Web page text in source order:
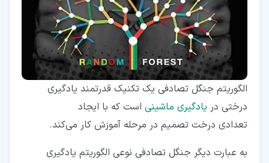
۴‏-‏۲‏- انعطاف‌پذیری
۴‏-‏۳‏- تعیین آسان اهمیت ویژگی
۶‏- کاربردهای الگوریتم جنگل تصادفی
۷‏- جنگل تصادفی در مقابل سایر الگوریتم‌های یادگیری ماشین
۷‏-‏۱‏- جنگل تصادفی
۷‏-‏۲‏- سایر الگوریتم‌های یادگیری ماشین
الگوریتم جنگل تصادفی یک تکنیک قدرتمند یادگیری
درختی در یادگیری ماشینی است که با ایجاد
تعدادی درخت تصمیم در مرحله آموزش کار می‌کند.
به عبارت دیگر جنگل تصادفی نوعی الگوریتم یادگیری